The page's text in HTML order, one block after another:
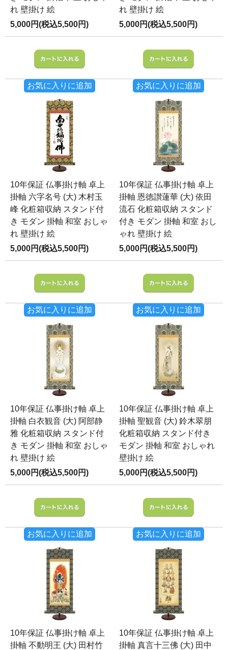
れ 壁掛け 絵
5,000円(税込5,500円)
お気に入りに追加
れ 壁掛け 絵
5,000円(税込5,500円)
お気に入りに追加
10年保証 仏事掛け軸 卓上
掛軸 六字名号 (大) 木村玉
峰 化粧箱収納 スタンド付
き モダン 掛軸 和室 おしゃ
れ 壁掛け 絵
5,000円(税込5,500円)
お気に入りに追加
10年保証 仏事掛け軸 卓上
掛軸 恩徳讃蓮華 (大) 依田
流石 化粧箱収納 スタンド
付き モダン 掛軸 和室 おし
ゃれ 壁掛け 絵
5,000円(税込5,500円)
お気に入りに追加
10年保証 仏事掛け軸 卓上
掛軸 白衣観音 (大) 阿部静
雅 化粧箱収納 スタンド付
き モダン 掛軸 和室 おしゃ
れ 壁掛け 絵
5,000円(税込5,500円)
お気に入りに追加
10年保証 仏事掛け軸 卓上
掛軸 聖観音 (大) 鈴木翠朋
化粧箱収納 スタンド付き
モダン 掛軸 和室 おしゃれ
壁掛け 絵
5,000円(税込5,500円)
お気に入りに追加
10年保証 仏事掛け軸 卓上
掛軸 不動明王 (大) 田村竹
10年保証 仏事掛け軸 卓上
掛軸 真言十三佛 (大) 田中